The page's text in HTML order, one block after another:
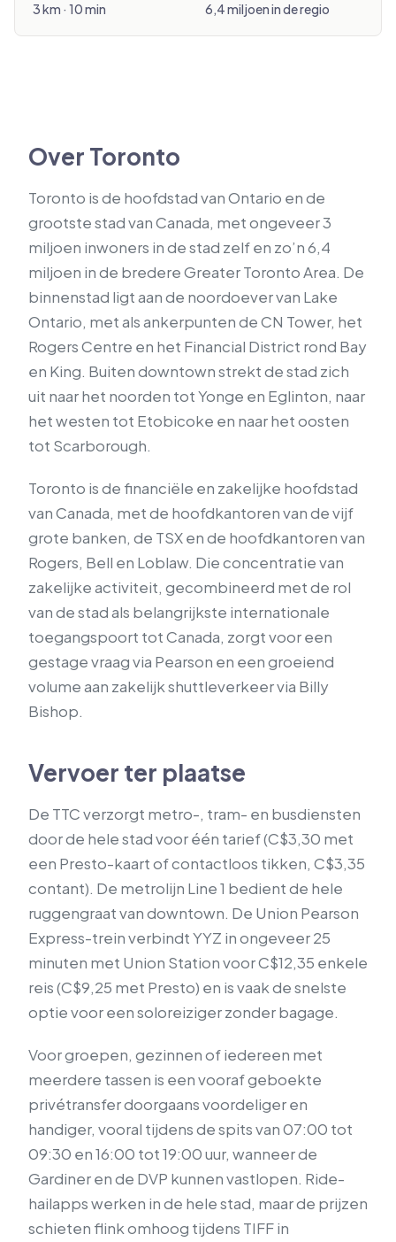
3 km · 10 min 6,4 miljoen in de regio
Over Toronto
Toronto is de hoofdstad van Ontario en de
grootste stad van Canada, met ongeveer 3
miljoen inwoners in de stad zelf en zo’n 6,4
miljoen in de bredere Greater Toronto Area. De
binnenstad ligt aan de noordoever van Lake
Ontario, met als ankerpunten de CN Tower, het
Rogers Centre en het Financial District rond Bay
en King. Buiten downtown strekt de stad zich
uit naar het noorden tot Yonge en Eglinton, naar
het westen tot Etobicoke en naar het oosten
tot Scarborough.
Toronto is de financiële en zakelijke hoofdstad
van Canada, met de hoofdkantoren van de vijf
grote banken, de TSX en de hoofdkantoren van
Rogers, Bell en Loblaw. Die concentratie van
zakelijke activiteit, gecombineerd met de rol
van de stad als belangrijkste internationale
toegangspoort tot Canada, zorgt voor een
gestage vraag via Pearson en een groeiend
volume aan zakelijk shuttleverkeer via Billy
Bishop.
Vervoer ter plaatse
De TTC verzorgt metro-, tram- en busdiensten
door de hele stad voor één tarief (C$3,30 met
een Presto-kaart of contactloos tikken, C$3,35
contant). De metrolijn Line 1 bedient de hele
ruggengraat van downtown. De Union Pearson
Express-trein verbindt YYZ in ongeveer 25
minuten met Union Station voor C$12,35 enkele
reis (C$9,25 met Presto) en is vaak de snelste
optie voor een soloreiziger zonder bagage.
Voor groepen, gezinnen of iedereen met
meerdere tassen is een vooraf geboekte
privétransfer doorgaans voordeliger en
handiger, vooral tijdens de spits van 07:00 tot
09:30 en 16:00 tot 19:00 uur, wanneer de
Gardiner en de DVP kunnen vastlopen. Ride-
hailapps werken in de hele stad, maar de prijzen
schieten flink omhoog tijdens TIFF in